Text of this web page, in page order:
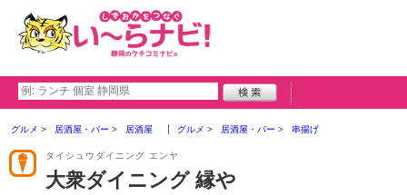
グルメ 居酒屋・バー 居酒屋 グルメ 居酒屋・バー 串揚げ
タイシュウダイニング エンヤ
大衆ダイニング 縁や